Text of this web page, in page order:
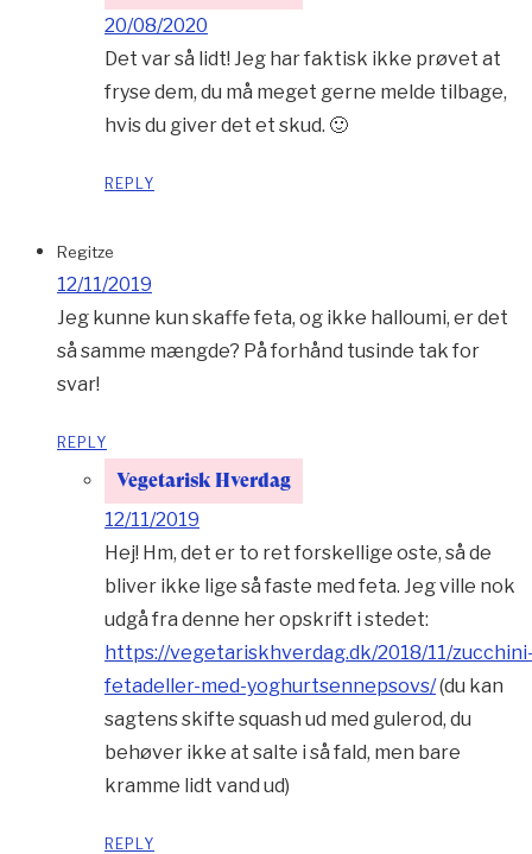
20/08/2020
Det var så lidt! Jeg har faktisk ikke prøvet at
fryse dem, du må meget gerne melde tilbage,
hvis du giver det et skud. 🙂
REPLY
Regitze
12/11/2019
Jeg kunne kun skaffe feta, og ikke halloumi, er det
så samme mængde? På forhånd tusinde tak for
svar!
REPLY
Vegetarisk Hverdag
12/11/2019
Hej! Hm, det er to ret forskellige oste, så de
bliver ikke lige så faste med feta. Jeg ville nok
udgå fra denne her opskrift i stedet:
https://vegetariskhverdag.dk/2018/11/
fetadeller-med-yoghurtsennepsovs/(du kan
sagtens skifte squash ud med gulerod, du
behøver ikke at salte i så fald, men bare
kramme lidt vand ud)
REPLY